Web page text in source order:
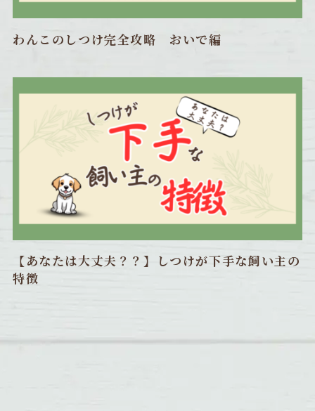
わんこのしつけ完全攻略 おいで編
【あなたは大丈夫？？】しつけが下手な飼い主の
特徴